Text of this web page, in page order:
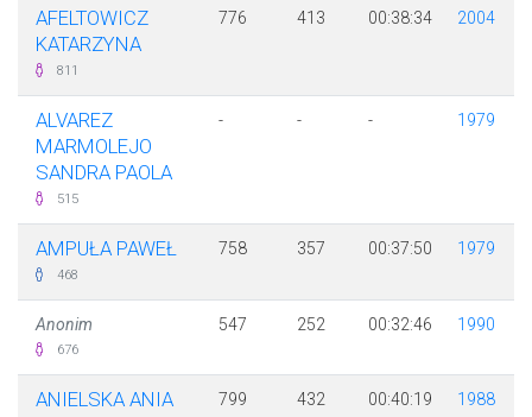
AFELTOWICZ
KATARZYNA
811
776 413 00:38:34 2004
ALVAREZ
MARMOLEJO
SANDRA PAOLA
515
- - - 1979
AMPUŁA PAWEŁ
468
758 357 00:37:50 1979
Anonim
676
547 252 00:32:46 1990
ANIELSKA ANIA 799 432 00:40:19 1988